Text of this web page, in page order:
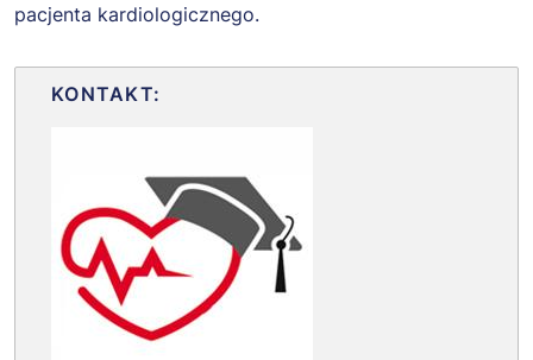
pacjenta kardiologicznego.
KONTAKT: